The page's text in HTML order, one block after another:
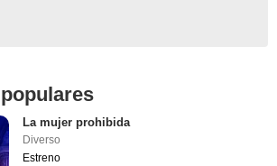
La mujer prohibida
Diverso
Estreno